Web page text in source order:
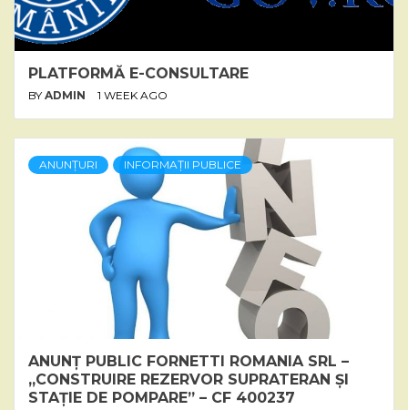
PLATFORMĂ E-CONSULTARE
BY ADMIN 1 WEEK AGO
ANUNȚURI INFORMAȚII PUBLICE
ANUNȚ PUBLIC FORNETTI ROMANIA SRL –
„CONSTRUIRE REZERVOR SUPRATERAN ȘI
STAȚIE DE POMPARE” – CF 400237